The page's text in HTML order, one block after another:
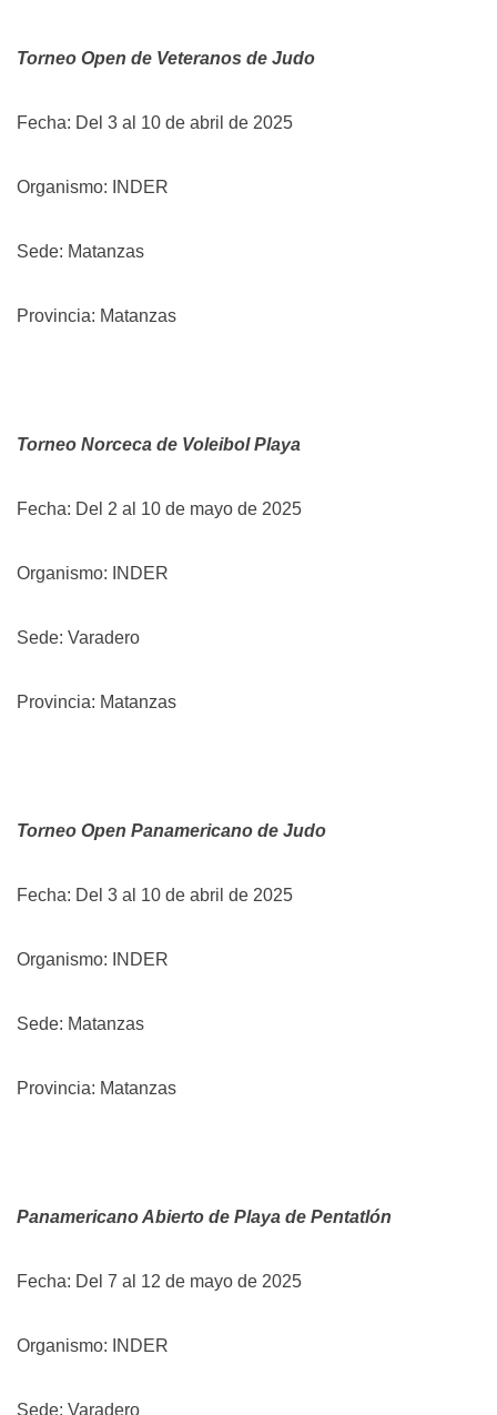
Torneo Open de Veteranos de Judo
Fecha: Del 3 al 10 de abril de 2025
Organismo: INDER
Sede: Matanzas
Provincia: Matanzas
Torneo Norceca de Voleibol Playa
Fecha: Del 2 al 10 de mayo de 2025
Organismo: INDER
Sede: Varadero
Provincia: Matanzas
Torneo Open Panamericano de Judo
Fecha: Del 3 al 10 de abril de 2025
Organismo: INDER
Sede: Matanzas
Provincia: Matanzas
Panamericano Abierto de Playa de Pentatlón
Fecha: Del 7 al 12 de mayo de 2025
Organismo: INDER
Sede: Varadero